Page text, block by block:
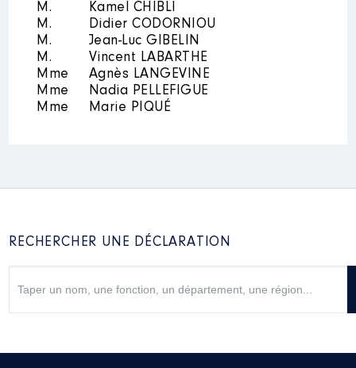
M.
Kamel CHIBLI
M.
Didier CODORNIOU
M.
Jean-Luc GIBELIN
M.
Vincent LABARTHE
Mme
Agnès LANGEVINE
Mme
Nadia PELLEFIGUE
Mme
Marie PIQUÉ
RECHERCHER UNE DÉCLARATION